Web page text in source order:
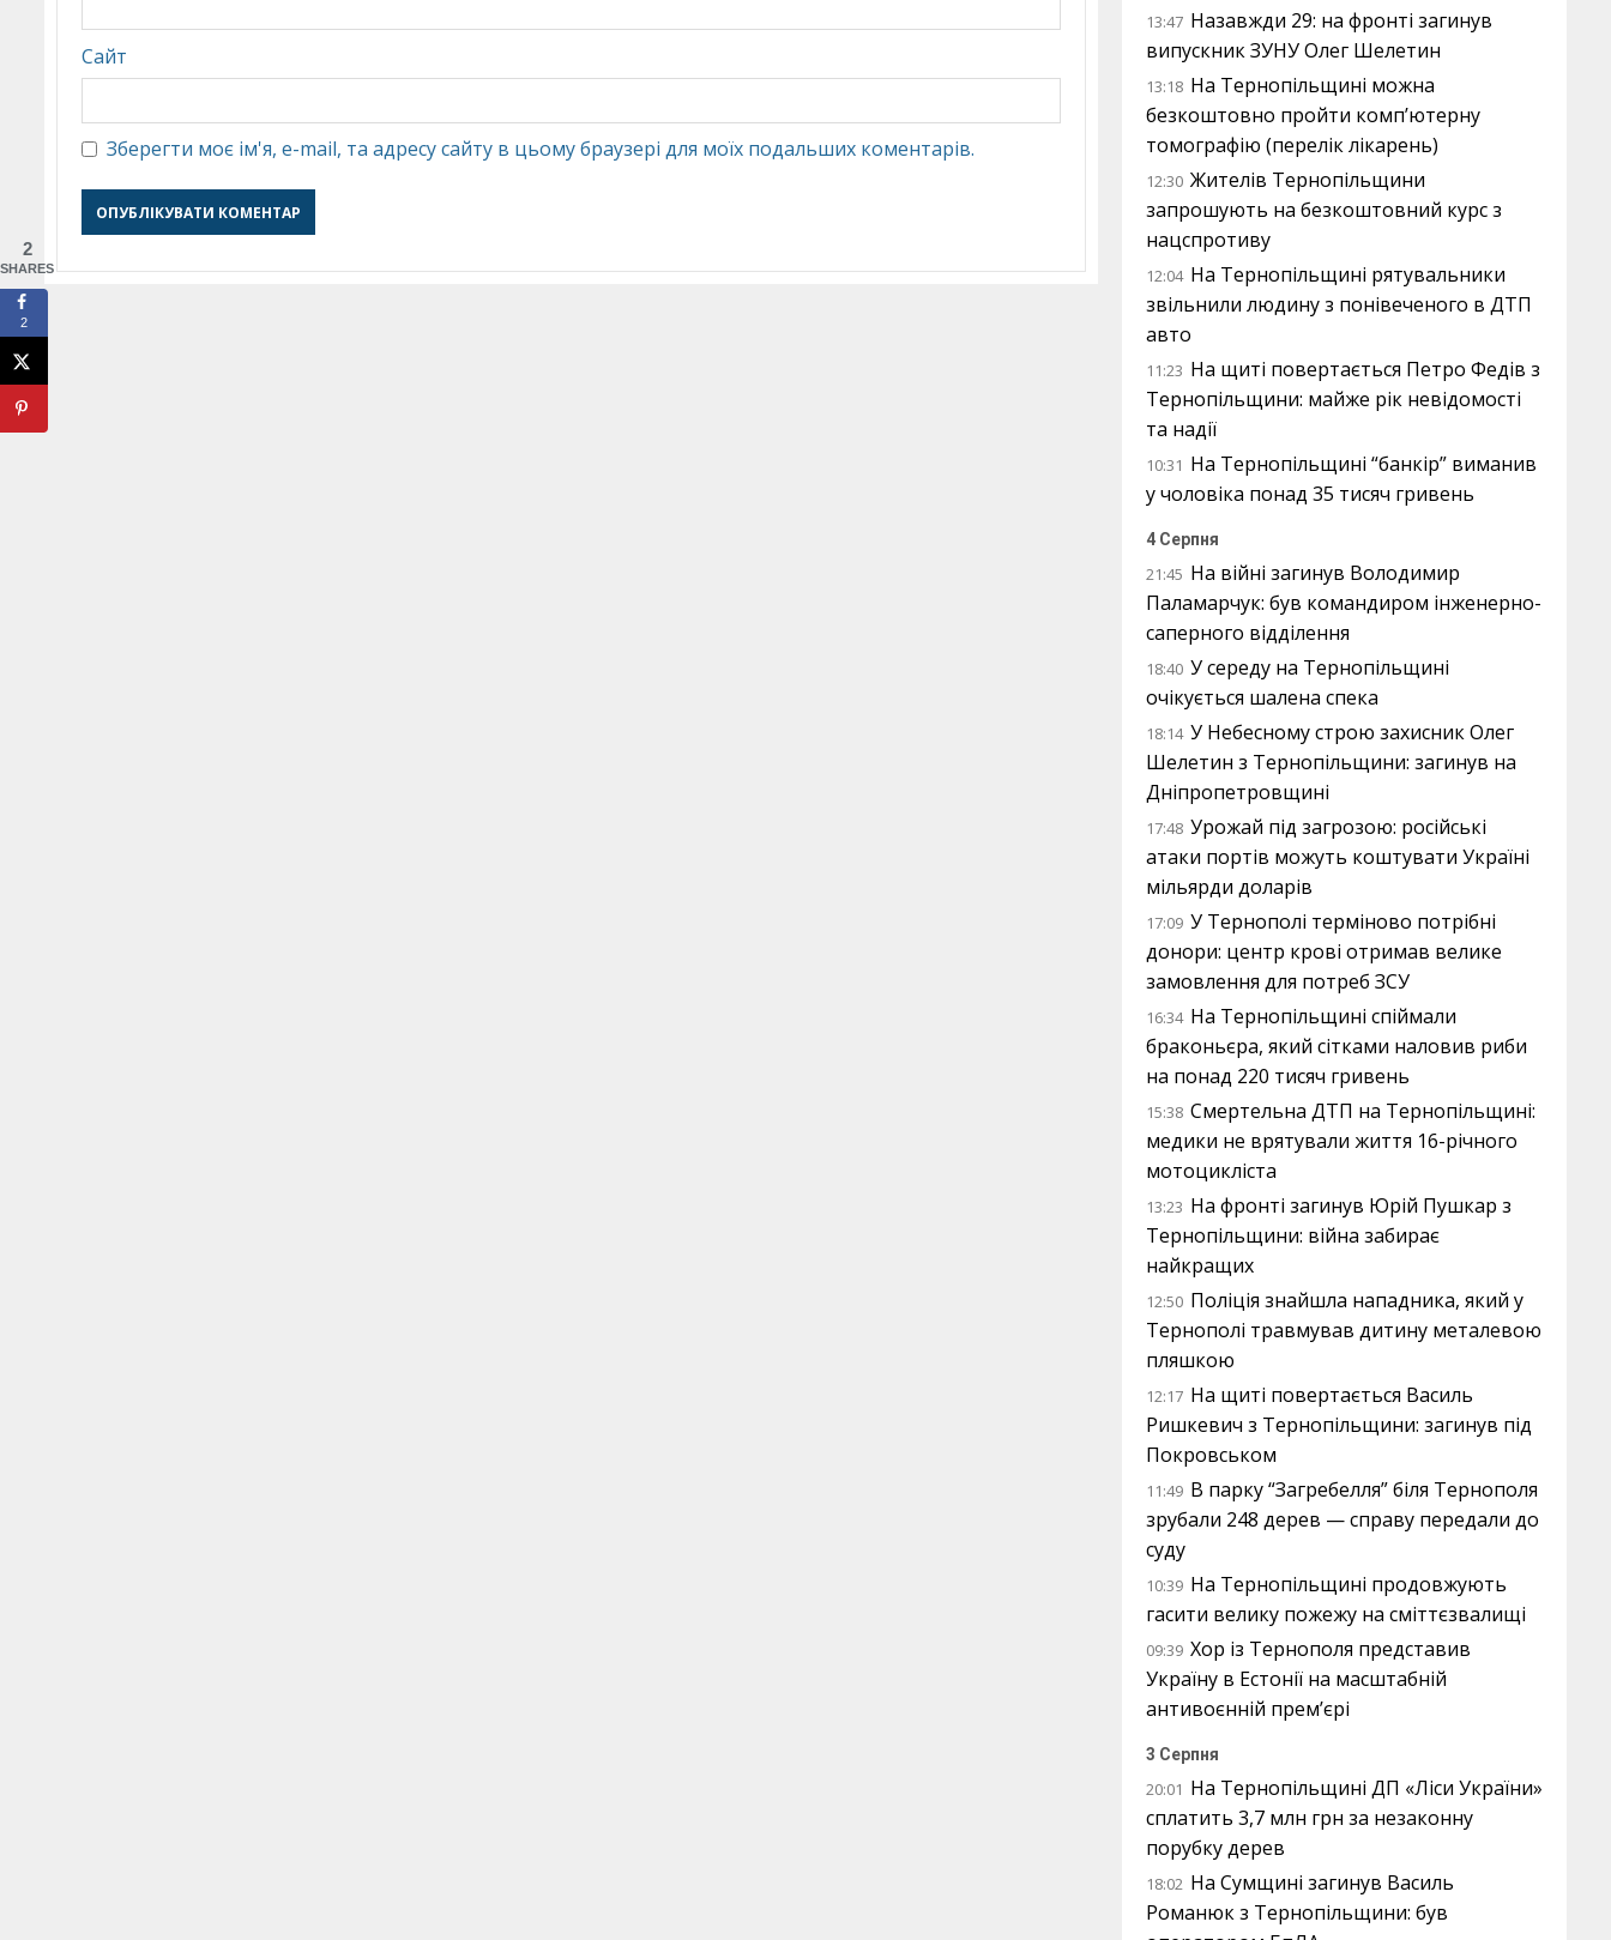
Сайт
Зберегти моє ім'я, e-mail, та адресу сайту в цьому браузері для моїх подальших коментарів.
13:47 Назавжди 29: на фронті загинув
випускник ЗУНУ Олег Шелетин
13:18 На Тернопільщині можна
безкоштовно пройти комп’ютерну
томографію (перелік лікарень)
12:30 Жителів Тернопільщини
запрошують на безкоштовний курс з
нацспротиву
12:04 На Тернопільщині рятувальники
звільнили людину з понівеченого в ДТП
авто
11:23 На щиті повертається Петро Федів з
Тернопільщини: майже рік невідомості
та надії
10:31 На Тернопільщині “банкір” виманив
у чоловіка понад 35 тисяч гривень
4 Серпня
21:45 На війні загинув Володимир
Паламарчук: був командиром інженерно-
саперного відділення
18:40 У середу на Тернопільщині
очікується шалена спека
18:14 У Небесному строю захисник Олег
Шелетин з Тернопільщини: загинув на
Дніпропетровщині
17:48 Урожай під загрозою: російські
атаки портів можуть коштувати Україні
мільярди доларів
17:09 У Тернополі терміново потрібні
донори: центр крові отримав велике
замовлення для потреб ЗСУ
16:34 На Тернопільщині спіймали
браконьєра, який сітками наловив риби
на понад 220 тисяч гривень
15:38 Смертельна ДТП на Тернопільщині:
медики не врятували життя 16-річного
мотоцикліста
13:23 На фронті загинув Юрій Пушкар з
Тернопільщини: війна забирає
найкращих
12:50 Поліція знайшла нападника, який у
Тернополі травмував дитину металевою
пляшкою
12:17 На щиті повертається Василь
Ришкевич з Тернопільщини: загинув під
Покровськом
11:49 В парку “Загребелля” біля Тернополя
зрубали 248 дерев — справу передали до
суду
10:39 На Тернопільщині продовжують
гасити велику пожежу на сміттєзвалищі
09:39 Хор із Тернополя представив
Україну в Естонії на масштабній
антивоєнній прем’єрі
3 Серпня
20:01 На Тернопільщині ДП «Ліси України»
сплатить 3,7 млн грн за незаконну
порубку дерев
18:02 На Сумщині загинув Василь
Романюк з Тернопільщини: був
2
SHARES
2